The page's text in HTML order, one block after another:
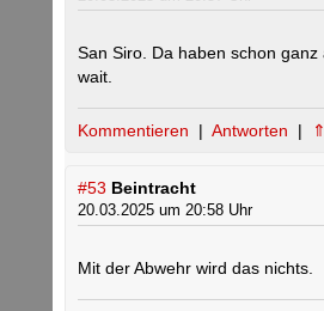
San Siro. Da haben schon
wait.
Kommentieren | Antworten |
#53 Beintracht
20.03.2025 um 20:58 Uhr
Mit der Abwehr wird das nichts.